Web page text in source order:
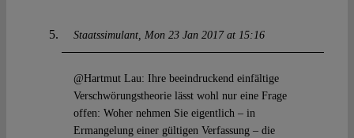
Staatssimulant Mon 23 Jan 2017 at 15:16
@Hartmut Lau: Ihre beeindruckend einfältige
Verschwörungstheorie lässt wohl nur eine Frage
offen: Woher nehmen Sie eigentlich – in
Ermangelung einer gültigen Verfassung – die